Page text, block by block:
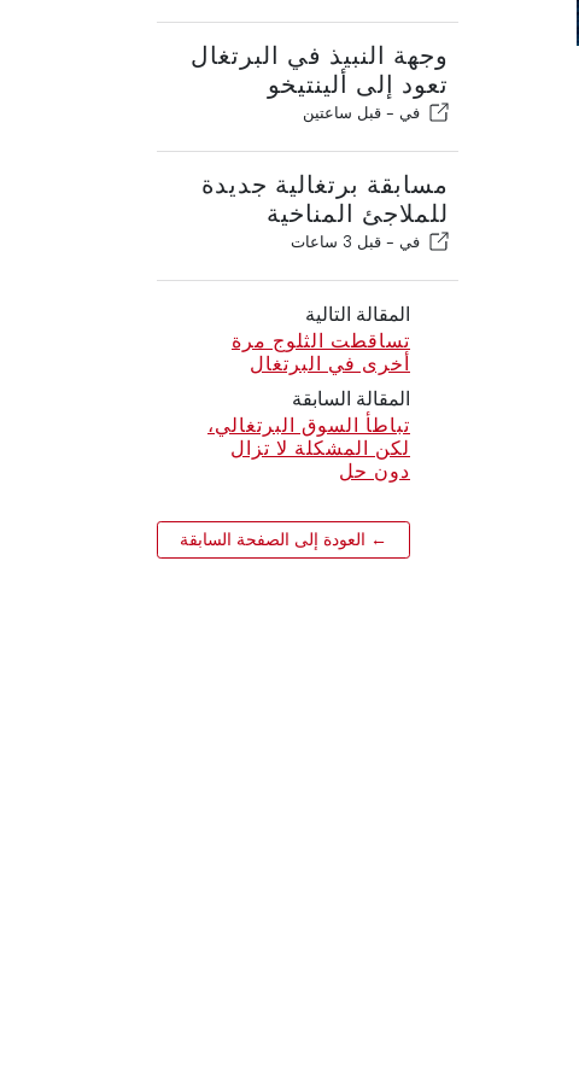
وجهة النبيذ في البرتغال
تعود إلى ألينتيخو
في - قبل ساعتين
مسابقة برتغالية جديدة
للملاجئ المناخية
في - قبل 3 ساعات
المقالة التالية
تساقطت الثلوج مرة
أخرى في البرتغال
المقالة السابقة
تباطأ السوق البرتغالي،
لكن المشكلة لا تزال
دون حل
← العودة إلى الصفحة السابقة